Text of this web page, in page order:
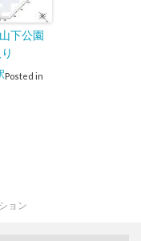
下公園
Posted in
ョン